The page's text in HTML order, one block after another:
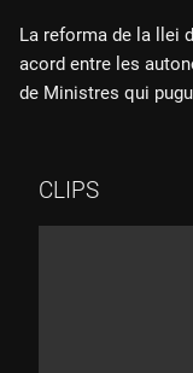
La reforma de la llei
acord entre les
de Ministres qui
CLIPS